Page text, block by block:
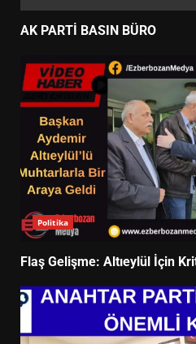
AK PARTİ BASIN BÜRO
Politika
Flaş Gelişme: Altıeylül İçin